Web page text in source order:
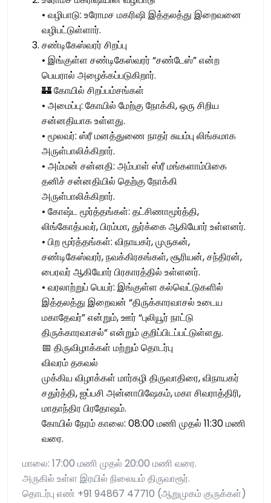
• வழிபாடு: உரோமச மகரிஷி இத்தலத்து இறைவனை
வழிபட்டுள்ளார்.
சண்டிகேஸ்வரர் சிறப்பு
• இங்குள்ள சண்டிகேஸ்வரர் “சண்டேஸ்” என்ற
பெயரால் அழைக்கப்படுகிறார்.
🏰 கோயில் சிறப்பம்சங்கள்
• அமைப்பு: கோயில் மேற்கு நோக்கி, ஒரு சிறிய
சன்னதியாக உள்ளது.
• மூலவர்: ஸ்ரீ மனத்துணை நாதர் சுயம்பு லிங்கமாக
அருள்பாலிக்கிறார்.
• அம்மன் சன்னதி: அம்பாள் ஸ்ரீ மங்களாம்பிகை
தனிச் சன்னதியில் தெற்கு நோக்கி
அருள்பாலிக்கிறார்.
• கோஷ்ட மூர்த்தங்கள்: தட்சிணாமூர்த்தி,
லிங்கோத்பவர், பிரம்மா, துர்க்கை ஆகியோர் உள்ளனர்.
• பிற மூர்த்தங்கள்: விநாயகர், முருகன்,
சண்டிகேஸ்வரர், நவக்கிரகங்கள், சூரியன், சந்திரன்,
பைரவர் ஆகியோர் பிரகாரத்தில் உள்ளனர்.
• வரலாற்றுப் பெயர்: இங்குள்ள கல்வெட்டுகளில்
இத்தலத்து இறைவன் “திருக்காரவாசல் உடைய
மகாதேவர்” என்றும், ஊர் “புலியூர் நாட்டு
திருக்காரவாசல்” என்றும் குறிப்பிடப்பட்டுள்ளது.
📅 திருவிழாக்கள் மற்றும் தொடர்பு
விவரம் தகவல்
முக்கிய விழாக்கள் மார்கழி திருவாதிரை, விநாயகர்
சதுர்த்தி, ஐப்பசி அன்னாபிஷேகம், மகா சிவராத்திரி,
மாதாந்திர பிரதோஷம்.
கோயில் நேரம் காலை: 08:00 மணி முதல் 11:30 மணி
வரை.
மாலை: 17:00 மணி முதல் 20:00 மணி வரை.
அருகில் உள்ள இரயில் நிலையம் திருவாரூர்.
தொடர்பு எண் +91 94867 47710 (ஆறுமுகம் குருக்கள்)